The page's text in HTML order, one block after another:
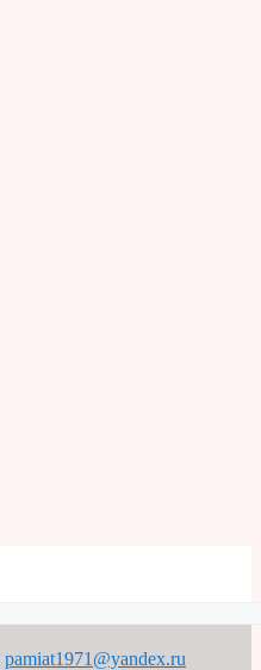
pamiat1971@yandex.ru